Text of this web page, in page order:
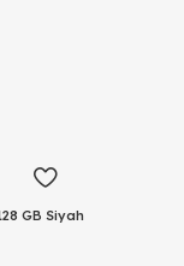
GB Siyah